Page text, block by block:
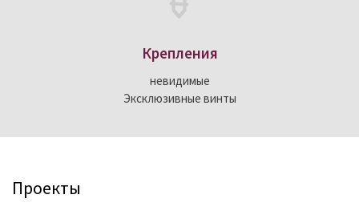
Крепления
невидимые
Эксклюзивные винты
Проекты